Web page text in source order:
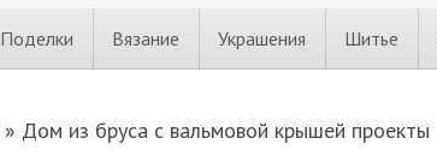
Поделки Вязание Украшения Шитье
» Дом из бруса с вальмовой крышей проекты